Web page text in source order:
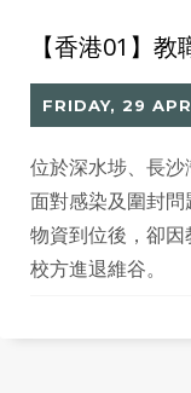
【香港01】
FRIDAY, 29
位於深水埗、長
面對感染及圍封
物資到位後，卻
校方進退維谷。